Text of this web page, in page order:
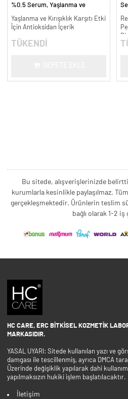
%0.5 Serum, Yaşlanma ve
Yaşlanma ve Kırışıklık Karşıtı Etki
İçin Antioksidan İçerik
TÜKENDİ
Bu sitede, alışverişlerinizde
kurumlarla kesinlikle paylaşılmaz.
gerçekleşmektedir. Ürünlerin teslim
bağlı olarak 1-2
HC CARE, ERC BITKISEL KOZMETIK
MARKASIDIR.
YASAL UYARI: Sitede kullanılan yazı ve
damgası ile tescillenmiş, ayrıca DMCA
Üzerinde değişiklik yapılarak dahi
yapılmaksızın hukiki işlem başlatılacaktır.
İletişim